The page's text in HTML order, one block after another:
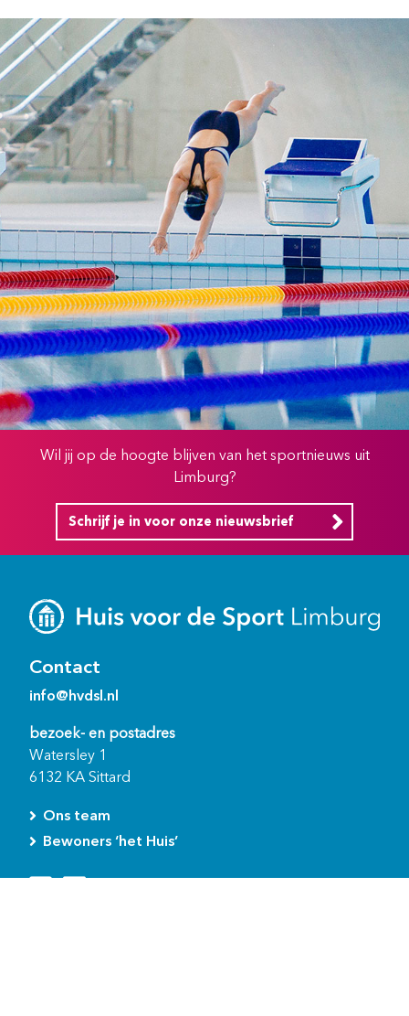
Wil jij op de hoogte blijven van het sportnieuws uit
Limburg?
Schrijf je in voor onze nieuwsbrief
Contact
info@hvdsl.nl
bezoek- en postadres
Watersley 1
6132 KA Sittard
Ons team
Bewoners ‘het Huis’